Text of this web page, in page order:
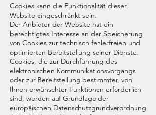
Cookies kann die Funktionalität dieser
Website eingeschränkt sein.
Der Anbieter der Website hat ein
berechtigtes Interesse an der Speicherung
von Cookies zur technisch fehlerfreien und
optimierten Bereitstellung seiner Dienste.
Cookies, die zur Durchführung des
elektronischen Kommunikationsvorgangs
oder zur Bereitstellung bestimmter, von
Ihnen erwünschter Funktionen erforderlich
sind, werden auf Grundlage der
europäischen Datenschutzgrundverordnung